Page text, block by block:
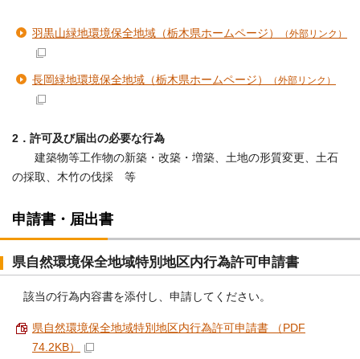
羽黒山緑地環境保全地域（栃木県ホームページ） （外部リンク）
長岡緑地環境保全地域（栃木県ホームページ） （外部リンク）
2．許可及び届出の必要な行為
建築物等工作物の新築・改築・増築、土地の形質変更、土石
の採取、木竹の伐採 等
申請書・届出書
県自然環境保全地域特別地区内行為許可申請書
該当の行為内容書を添付し、申請してください。
県自然環境保全地域特別地区内行為許可申請書 （PDF
74.2KB）